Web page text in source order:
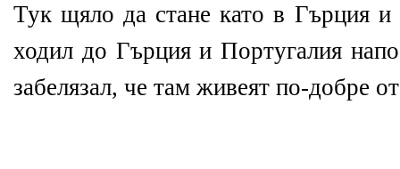
Тук щяло да стане като в Гърция
ходил до Гърция и Португалия
забелязал, че там живеят по-добре